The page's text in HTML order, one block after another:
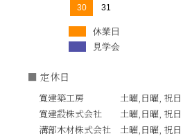
30
31
休業日
見学会
定休日
寛建築工房 土曜,日曜, 祝日
寛建設株式会社 土曜,日曜, 祝日
溝部木材株式会社 土曜,日曜, 祝日